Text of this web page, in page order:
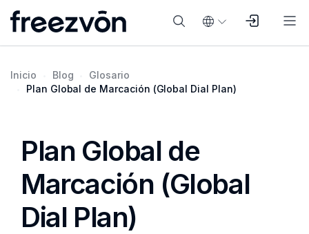
Inicio Blog
Glosario
Plan Global de Marcación (Global Dial Plan)
Plan Global de
Marcación (Global
Dial Plan)